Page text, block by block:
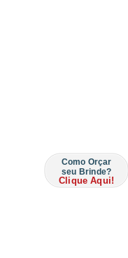
Como Orçar
seu Brinde?
Clique Aqui!